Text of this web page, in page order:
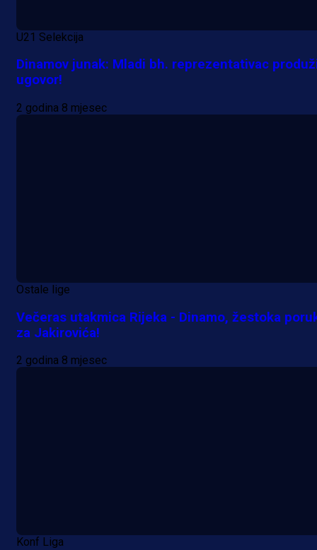
U21 Selekcija
Dinamov junak: Mladi bh. reprezentativac
ugovor!
2 godina 8 mjesec
Ostale lige
Večeras utakmica Rijeka - Dinamo, žestoka
za Jakirovića!
2 godina 8 mjesec
Konf Liga